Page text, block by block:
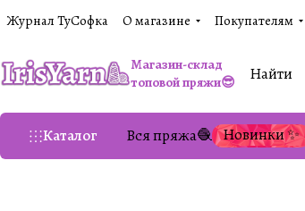
Журнал ТуСофка О магазине Покупателям
Магазин-склад
топовой пряжи😎
Каталог Вся пряжа🧶 Новинки ✨